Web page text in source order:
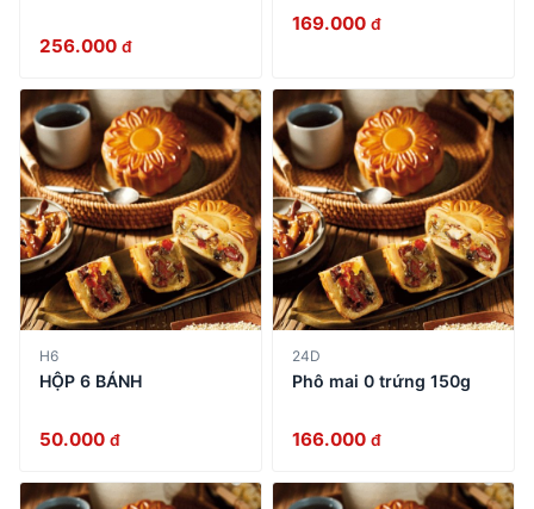
256.000 đ
169.000 đ
H6
HỘP 6 BÁNH
50.000 đ
24D
Phô mai 0 trứng 150g
166.000 đ